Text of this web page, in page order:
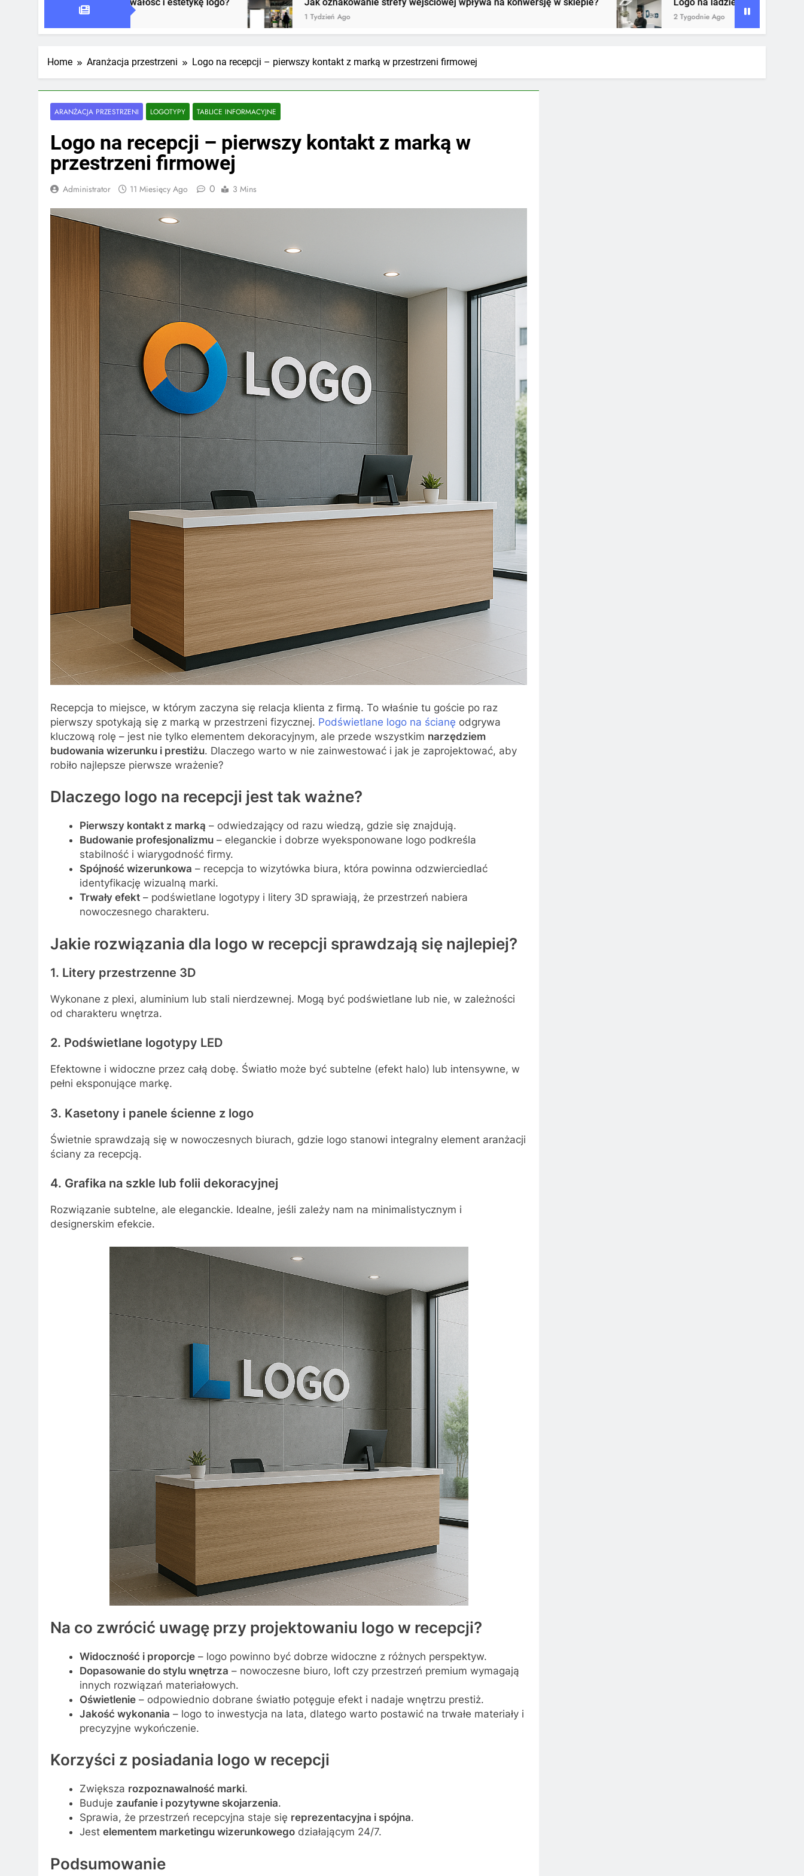
1 Tydzień Ago 2 Tygodnie Ago
Home Aranżacja przestrzeni Logo na recepcji – pierwszy kontakt z marką w przestrzeni firmowej
ARANŻACJA PRZESTRZENI LOGOTYPY TABLICE INFORMACYJNE
Logo na recepcji – pierwszy kontakt z marką w
przestrzeni firmowej
Administrator 11 Miesięcy Ago 0 3 Mins
Recepcja to miejsce, w którym zaczyna się relacja klienta z firmą. To właśnie tu goście po raz
pierwszy spotykają się z marką w przestrzeni fizycznej. Podświetlane logo na ścianę odgrywa
kluczową rolę – jest nie tylko elementem dekoracyjnym, ale przede wszystkim narzędziem
budowania wizerunku i prestiżu. Dlaczego warto w nie zainwestować i jak je zaprojektować, aby
robiło najlepsze pierwsze wrażenie?
Dlaczego logo na recepcji jest tak ważne?
Pierwszy kontakt z marką – odwiedzający od razu wiedzą, gdzie się znajdują.
Budowanie profesjonalizmu– eleganckie i dobrze wyeksponowane logo podkreśla
stabilność i wiarygodność firmy.
Spójność wizerunkowa – recepcja to wizytówka biura, która powinna odzwierciedlać
identyfikację wizualną marki.
Trwały efekt– podświetlane logotypy i litery 3D sprawiają, że przestrzeń nabiera
nowoczesnego charakteru.
Jakie rozwiązania dla logo w recepcji sprawdzają się najlepiej?
1. Litery przestrzenne 3D
Wykonane z plexi, aluminium lub stali nierdzewnej. Mogą być podświetlane lub nie, w zależności
od charakteru wnętrza.
2. Podświetlane logotypy LED
Efektowne i widoczne przez całą dobę. Światło może być subtelne (efekt halo) lub intensywne, w
pełni eksponujące markę.
3. Kasetony i panele ścienne z logo
Świetnie sprawdzają się w nowoczesnych biurach, gdzie logo stanowi integralny element aranżacji
ściany za recepcją.
4. Grafika na szkle lub folii dekoracyjnej
Rozwiązanie subtelne, ale eleganckie. Idealne, jeśli zależy nam na minimalistycznym i
designerskim efekcie.
Na co zwrócić uwagę przy projektowaniu logo w recepcji?
Widoczność i proporcje– logo powinno być dobrze widoczne z różnych perspektyw.
Dopasowanie do stylu wnętrza – nowoczesne biuro, loft czy przestrzeń premium wymagają
innych rozwiązań materiałowych.
Oświetlenie– odpowiednio dobrane światło potęguje efekt i nadaje wnętrzu prestiż.
Jakość wykonania – logo to inwestycja na lata, dlatego warto postawić na trwałe materiały i
precyzyjne wykończenie.
Korzyści z posiadania logo w recepcji
Zwiększa rozpoznawalność marki.
Buduje zaufanie i pozytywne skojarzenia.
Sprawia, że przestrzeń recepcyjna staje się reprezentacyjna i spójna.
Jest elementem marketingu wizerunkowegodziałającym 24/7.
Podsumowanie